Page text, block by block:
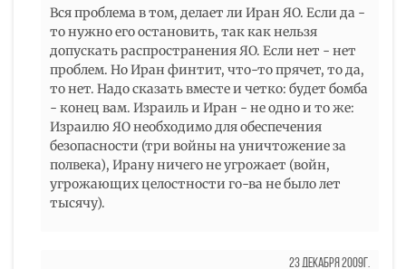
Вся проблема в том, делает ли Иран ЯО. Если да -
то нужно его остановить, так как нельзя
допускать распространения ЯО. Если нет - нет
проблем. Но Иран финтит, что-то прячет, то да,
то нет. Надо сказать вместе и четко: будет бомба
- конец вам. Израиль и Иран - не одно и то же:
Израилю ЯО необходимо для обеспечения
безопасности (три войны на уничтожение за
полвека), Ирану ничего не угрожает (войн,
угрожающих целостности го-ва не было лет
тысячу).
23 Декабря 2009г.